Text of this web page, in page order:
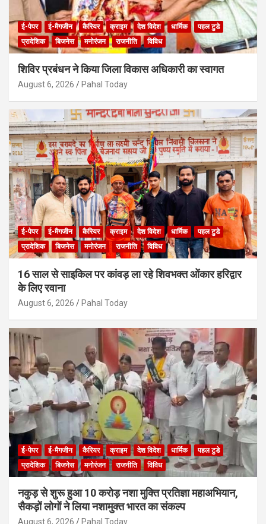
ई-पेपर ई-मैगजीन कैरियर क्राइम देश विदेश धार्मिक
पहल टुडे
प्रादेशिक
बिजनेस मनोरंजन राजनीति विविध
शिविर प्रबंधन ने किया जिला विकास अधिकारी का स्वागत
August 6, 2026 Pahal Today
ई-पेपर ई-मैगजीन कैरियर क्राइम देश विदेश धार्मिक
पहल टुडे
प्रादेशिक
बिजनेस मनोरंजन राजनीति विविध
16 साल से साइकिल पर कांवड़ ला रहे शिवभक्त ओंकार हरिद्वार
के लिए रवाना
August 6, 2026 Pahal Today
ई-पेपर ई-मैगजीन कैरियर क्राइम देश विदेश धार्मिक
पहल टुडे
प्रादेशिक
बिजनेस मनोरंजन राजनीति विविध
नकुड़ से शुरू हुआ 10 करोड़ नशा मुक्ति प्रतिज्ञा महाअभियान,
सैकड़ों लोगों ने लिया नशामुक्त भारत का संकल्प
August 6, 2026 Pahal Today